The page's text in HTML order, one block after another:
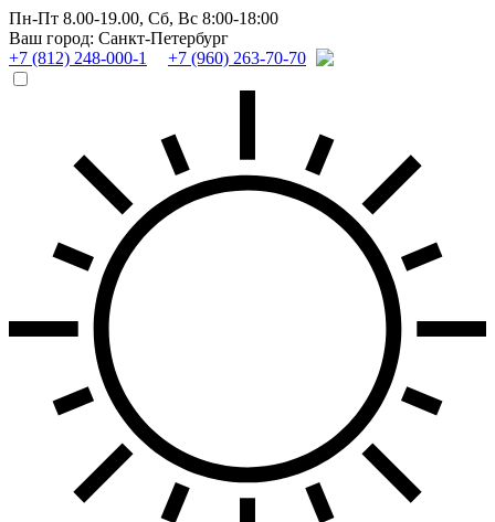
Пн-Пт 8.00-19.00, Сб, Вс 8:00-18:00
Ваш город: Санкт-Петербург
+7 (812) 248-000-1
+7 (960) 263-70-70